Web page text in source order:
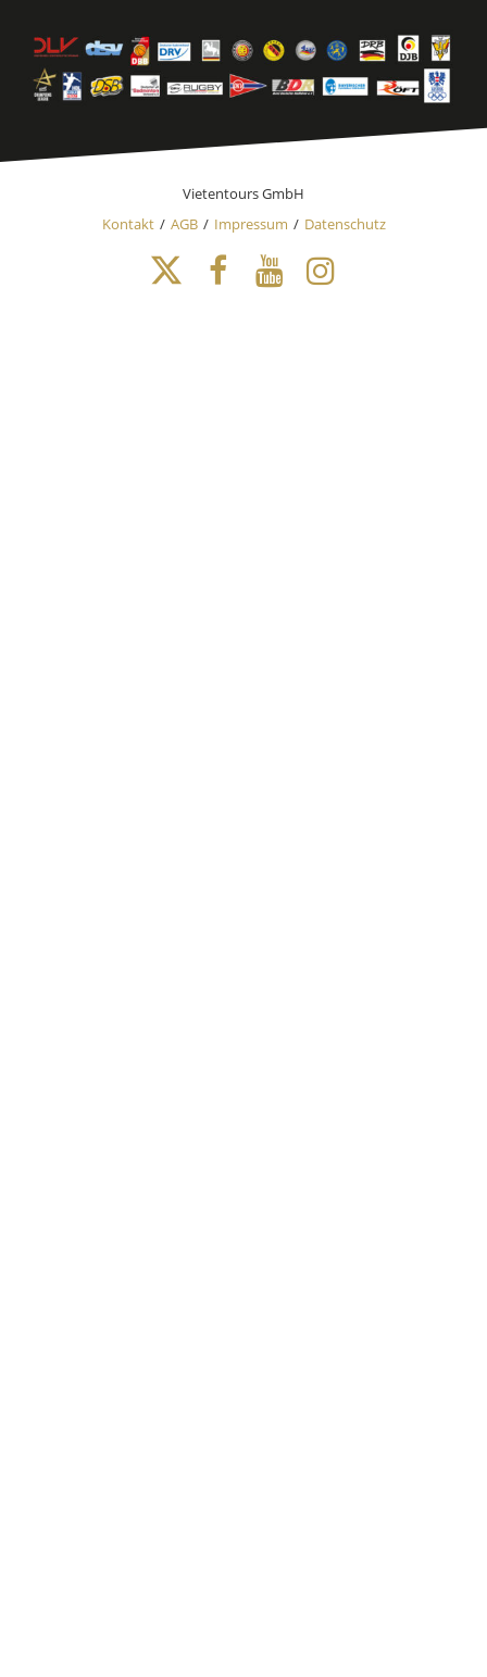
Vietentours GmbH
Kontakt
AGB Impressum Datenschutz